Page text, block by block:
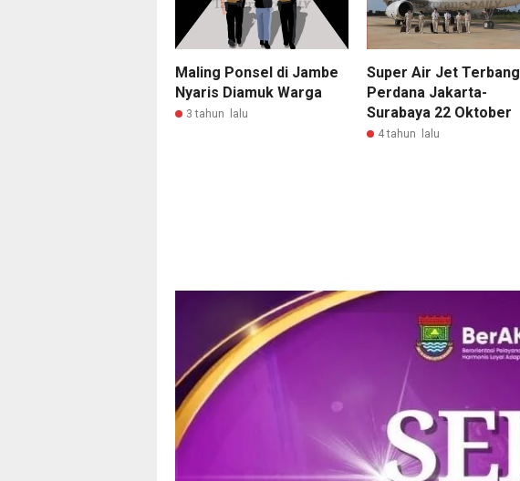
Maling Ponsel di Jambe
Nyaris Diamuk Warga
3 tahun lalu
Super Air Jet Terbang
Perdana Jakarta-
Surabaya 22 Oktober
4 tahun lalu